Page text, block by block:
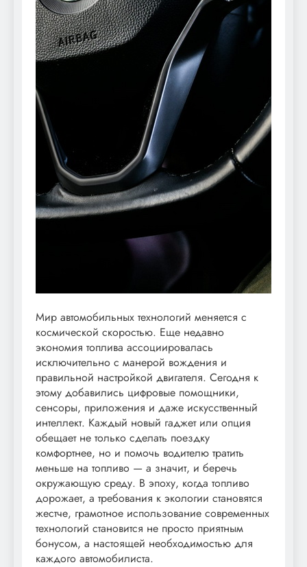
Мир автомобильных технологий меняется с
космической скоростью. Еще недавно
экономия топлива ассоциировалась
исключительно с манерой вождения и
правильной настройкой двигателя. Сегодня к
этому добавились цифровые помощники,
сенсоры, приложения и даже искусственный
интеллект. Каждый новый гаджет или опция
обещает не только сделать поездку
комфортнее, но и помочь водителю тратить
меньше на топливо — а значит, и беречь
окружающую среду. В эпоху, когда топливо
дорожает, а требования к экологии становятся
жестче, грамотное использование современных
технологий становится не просто приятным
бонусом, а настоящей необходимостью для
каждого автомобилиста.